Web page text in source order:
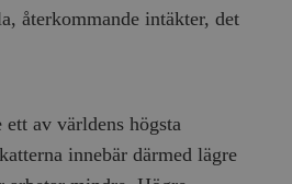
återkommande intäkter, det
av världens högsta
innebär därmed lägre